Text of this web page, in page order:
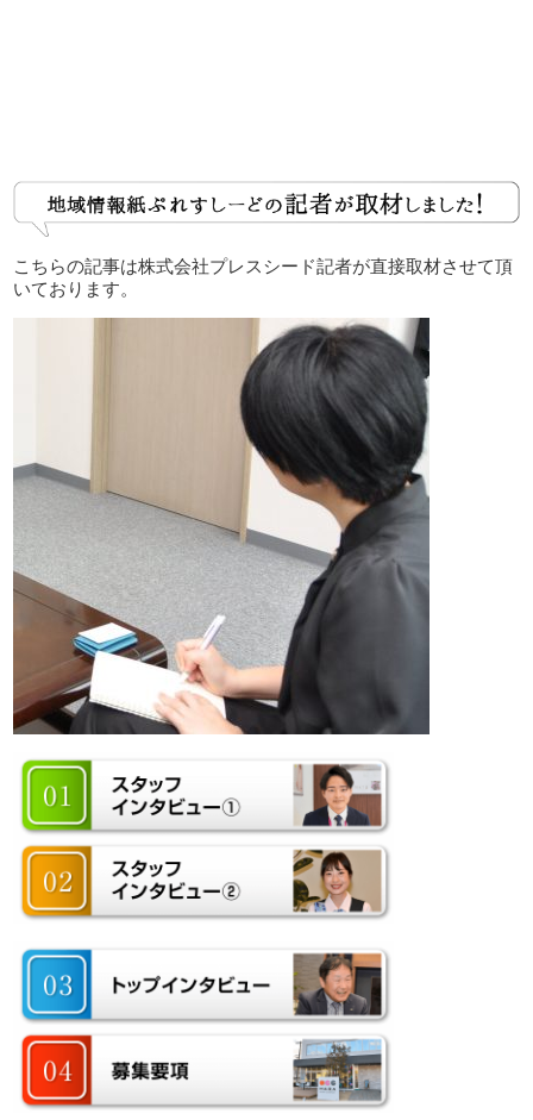
こちらの記事は株式会社プレスシード記者が直接取材させて頂
いております。